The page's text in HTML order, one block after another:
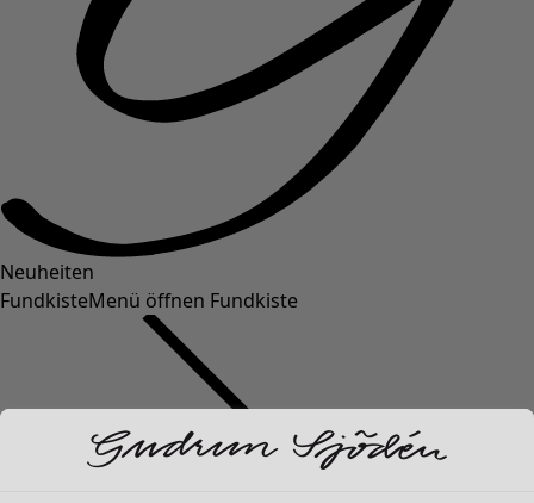
Neuheiten
FundkisteMenü öffnen Fundkiste